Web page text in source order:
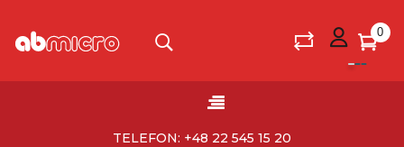
0
Toggle
☰
TELEFON: +48 22 545 15 20